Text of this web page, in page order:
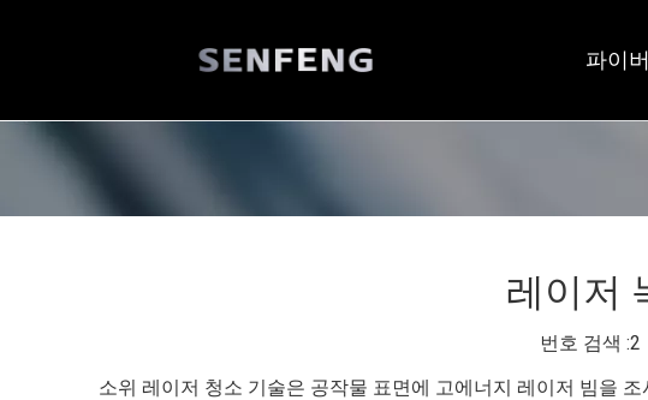
파이
레이저
번호 검색 :2
소위 레이저 청소 기술은 공작물 표면에 고에너지 레이저 빔을